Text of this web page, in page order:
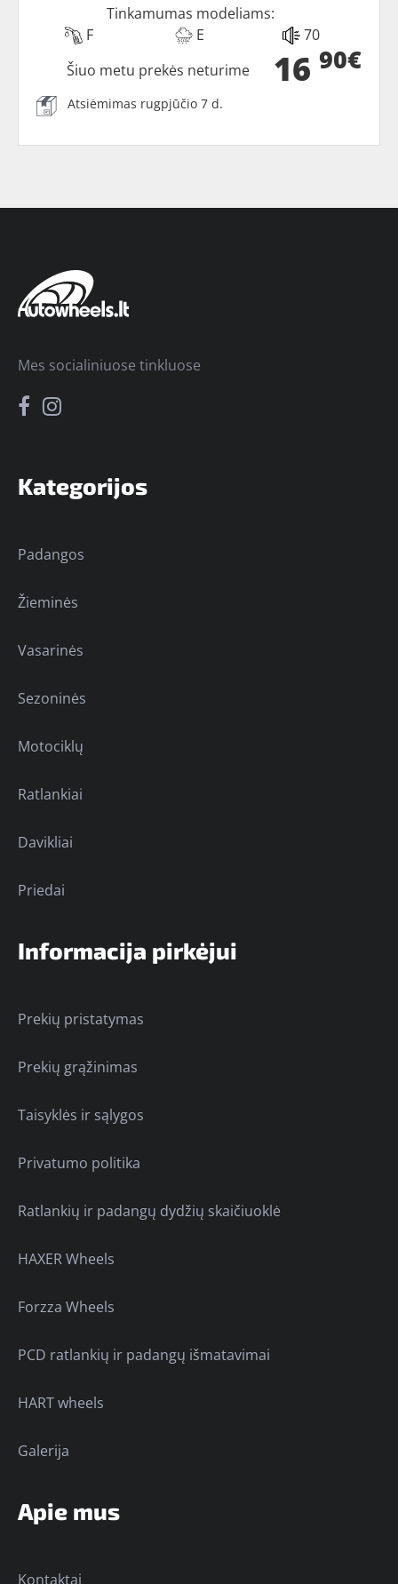
Tinkamumas modeliams:
F
E 70
16 90€
Šiuo metu prekės neturime
Atsiėmimas rugpjūčio 7 d.
Kategorijos
Padangos
Žieminės
Vasarinės
Sezoninės
Motociklų
Ratlankiai
Davikliai
Priedai
Informacija pirkėjui
Prekių pristatymas
Prekių grąžinimas
Taisyklės ir sąlygos
Privatumo politika
Ratlankių ir padangų dydžių skaičiuoklė
HAXER Wheels
Forzza Wheels
PCD ratlankių ir padangų išmatavimai
HART wheels
Galerija
Apie mus
Kontaktai
Mes socialiniuose tinkluose